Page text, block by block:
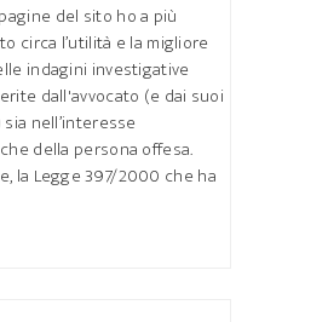
del sito ho a più
circa l’utilità e la migliore
indagini investigative
dall'avvocato (e dai suoi
nell’interesse
della persona offesa.
la Legge 397/2000 che ha